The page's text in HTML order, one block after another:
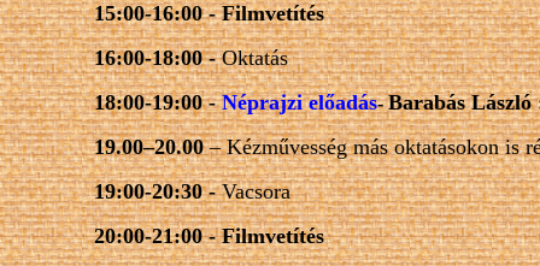
15:00-16:00 -Filmvetítés
16:00-18:00 -Oktatás
18:00-19:00 -Néprajzi előadás-Barabás
19.00–20.00– Kézművesség más oktatásokon is
19:00-20:30 -Vacsora
20:00-21:00 -Filmvetítés